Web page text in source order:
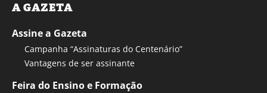
A GAZETA
Assine a Gazeta
Campanha “Assinaturas do Centenário”
Vantagens de ser assinante
Feira do Ensino e Formação